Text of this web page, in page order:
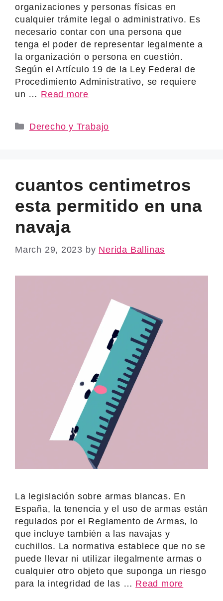
organizaciones y personas físicas en
cualquier trámite legal o administrativo. Es
necesario contar con una persona que
tenga el poder de representar legalmente a
la organización o persona en cuestión.
Según el Artículo 19 de la Ley Federal de
Procedimiento Administrativo, se requiere
un … Read more
Categories
Derecho y Trabajo
cuantos centimetros
esta permitido en una
navaja
March 29, 2023 by Nerida Ballinas
La legislación sobre armas blancas. En
España, la tenencia y el uso de armas están
regulados por el Reglamento de Armas, lo
que incluye también a las navajas y
cuchillos. La normativa establece que no se
puede llevar ni utilizar ilegalmente armas o
cualquier otro objeto que suponga un riesgo
para la integridad de las … Read more